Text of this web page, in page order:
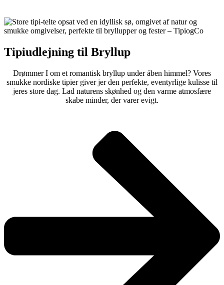
Tipiudlejning til Bryllup
Drømmer I om et romantisk bryllup under åben himmel? Vores
smukke nordiske tipier giver jer den perfekte, eventyrlige kulisse til
jeres store dag. Lad naturens skønhed og den varme atmosfære
skabe minder, der varer evigt.